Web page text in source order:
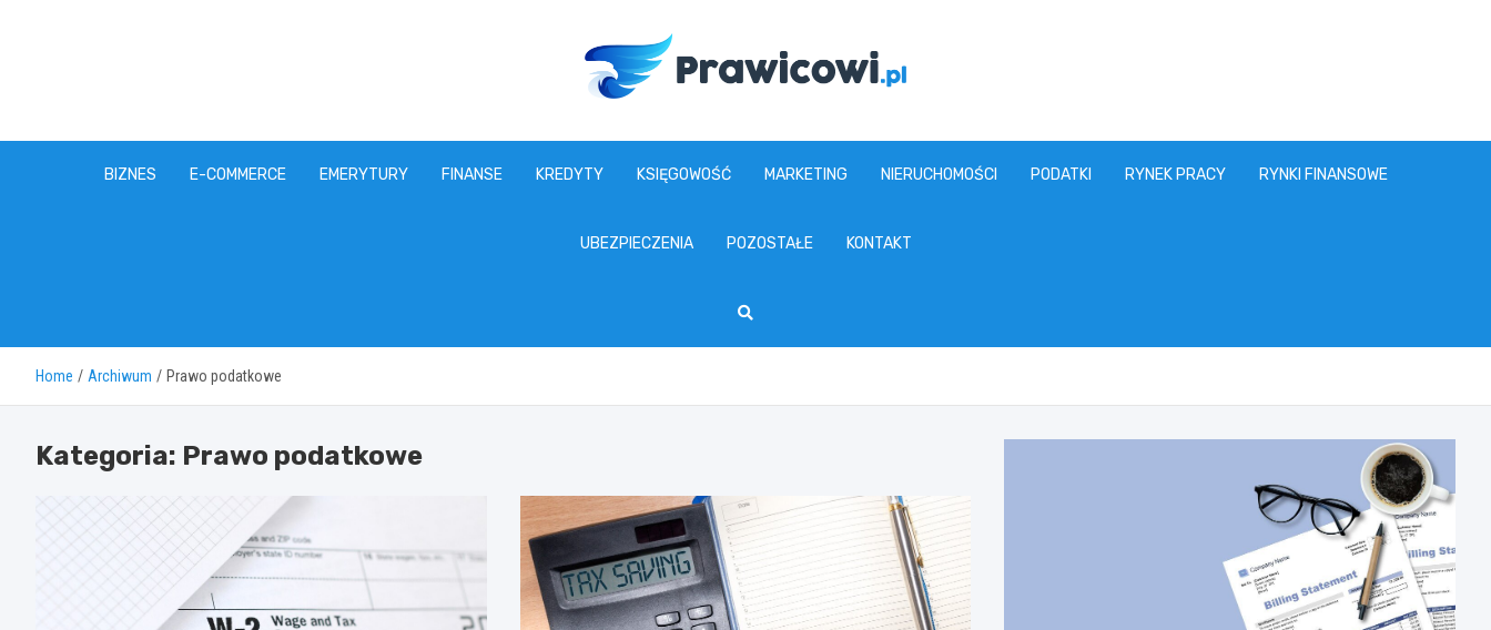
BIZNES E-COMMERCE EMERYTURY FINANSE KREDYTY KSIĘGOWOŚĆ MARKETING NIERUCHOMOŚCI PODATKI RYNEK PRACY RYNKI FINANSOWE
UBEZPIECZENIA POZOSTAŁE KONTAKT
Home Archiwum Prawo podatkowe
Kategoria: Prawo podatkowe